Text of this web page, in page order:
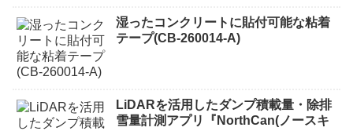
湿ったコンクリートに貼付可能な粘着
テープ(CB-260014-A)
LiDARを活用したダンプ積載量・除排
雪量計測アプリ『NorthCan(ノースキ